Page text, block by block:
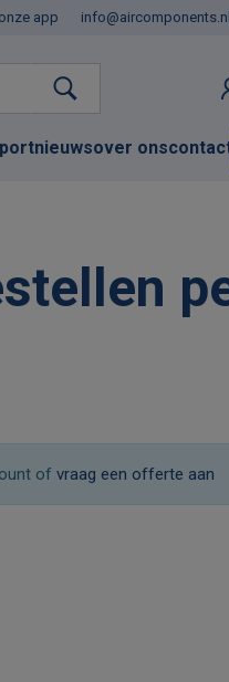
app info@aircomponents.nl
nieuwsover ons
of vraag een offerte aan